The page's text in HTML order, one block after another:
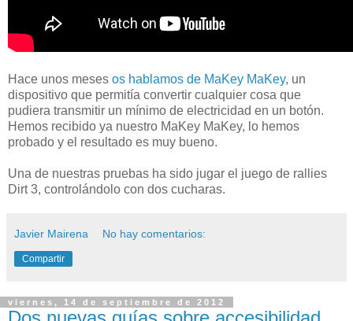
Hace unos meses os hablamos de MaKey MaKey, un
dispositivo que permitía convertir cualquier cosa que
pudiera transmitir un mínimo de electricidad en un botón.
Hemos recibido ya nuestro MaKey MaKey, lo hemos
probado y el resultado es muy bueno.
Una de nuestras pruebas ha sido jugar el juego de rallies
Dirt 3, controlándolo con dos cucharas.
Javier Mairena No hay comentarios:
Compartir
viernes, 14 de septiembre de 2012